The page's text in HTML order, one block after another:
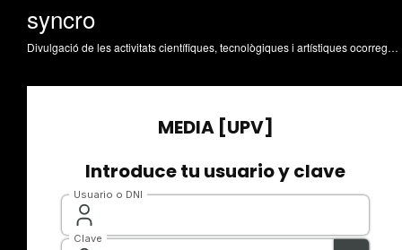
syncro
Divulgació de les activitats científiques, tecnològiques i artístiques ocorregudes en els tres campus de la UPV